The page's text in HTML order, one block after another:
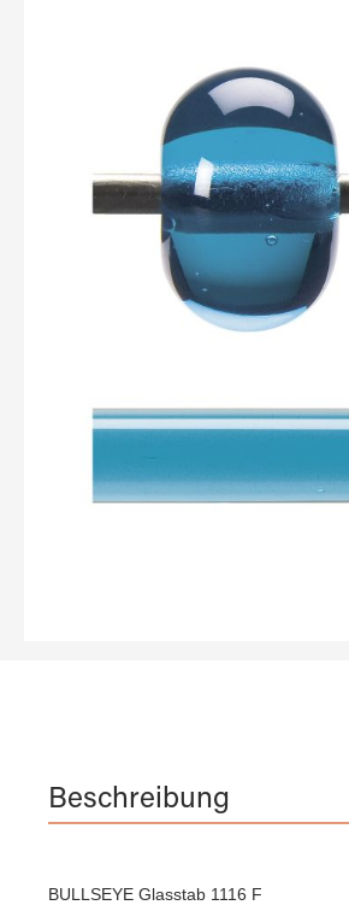
Beschreibung
BULLSEYE Glasstab 1116 F